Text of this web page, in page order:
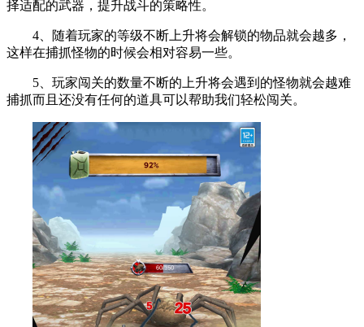
择适配的武器，提升战斗的策略性。
4、随着玩家的等级不断上升将会解锁的物品就会越多，
这样在捕抓怪物的时候会相对容易一些。
5、玩家闯关的数量不断的上升将会遇到的怪物就会越难
捕抓而且还没有任何的道具可以帮助我们轻松闯关。